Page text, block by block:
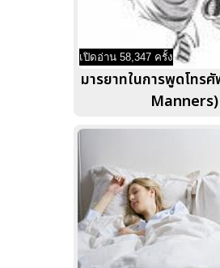
เปิดอ่าน 58,347 ครั้ง
มารยาทในการพูดโทร
Manners)